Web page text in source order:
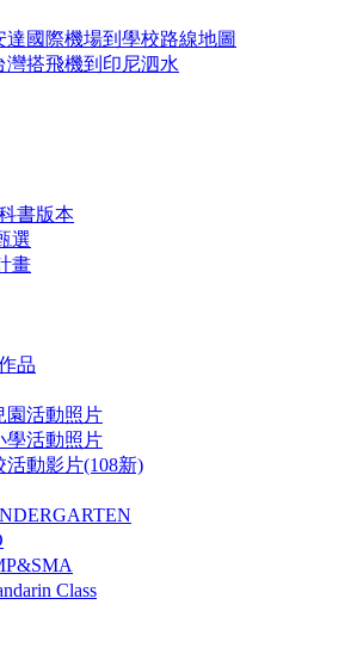
達國際機場到學校路線地圖
灣搭飛機到印尼泗水
書版本
選
畫
品
園活動照片
學活動照片
活動影片(108新)
Class